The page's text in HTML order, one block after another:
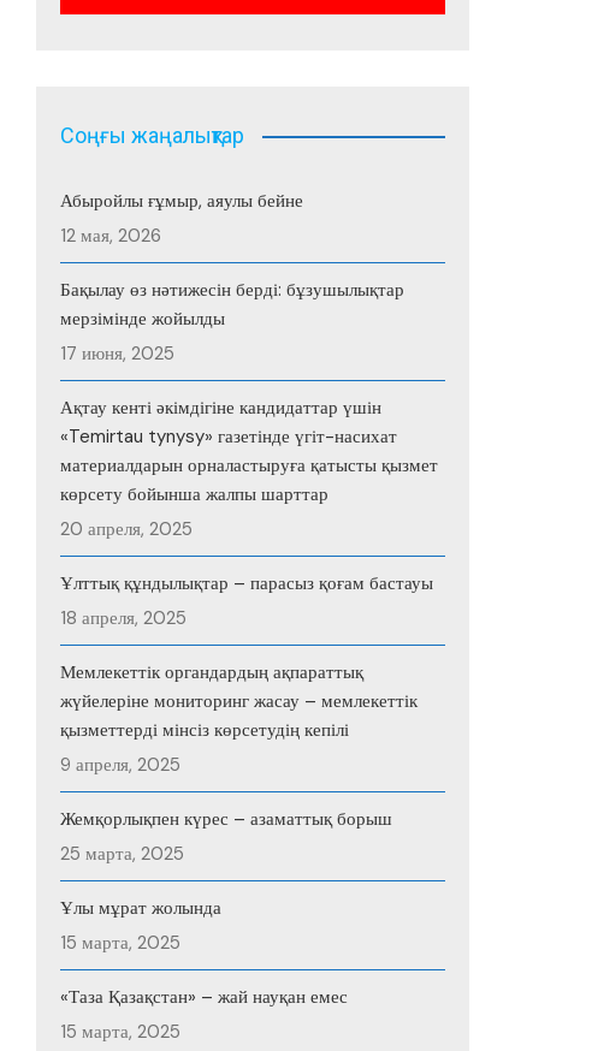
Соңғы жаңалықтар
Абыройлы ғұмыр, аяулы бейне
12 мая, 2026
Бақылау өз нәтижесін берді: бұзушылықтар
мерзімінде жойылды
17 июня, 2025
Ақтау кенті әкімдігіне кандидаттар үшін
«Temirtau tynysy» газетінде үгіт-насихат
материалдарын орналастыруға қатысты қызмет
көрсету бойынша жалпы шарттар
20 апреля, 2025
Ұлттық құндылықтар – парасыз қоғам бастауы
18 апреля, 2025
Мемлекеттік органдардың ақпараттық
жүйелеріне мониторинг жасау – мемлекеттік
қызметтерді мінсіз көрсетудің кепілі
9 апреля, 2025
Жемқорлықпен күрес – азаматтық борыш
25 марта, 2025
Ұлы мұрат жолында
15 марта, 2025
«Таза Қазақстан» – жай науқан емес
15 марта, 2025